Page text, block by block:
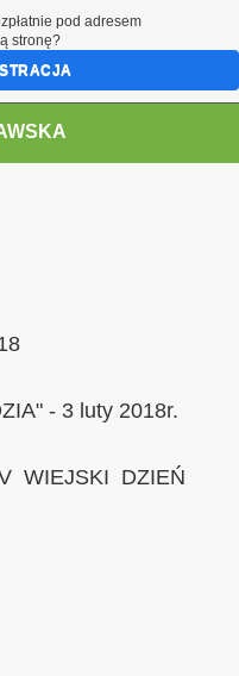
- 3 luty 2018r.
WIEJSKI DZIEŃ
pod adresem
stronę?